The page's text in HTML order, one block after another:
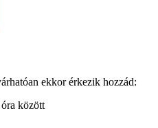
ekkor érkezik hozzád:
között